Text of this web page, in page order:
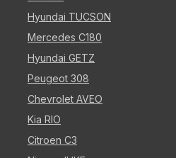
Hyundai TUCSON
Mercedes C180
Hyundai GETZ
Peugeot 308
Chevrolet AVEO
Kia RIO
Citroen C3